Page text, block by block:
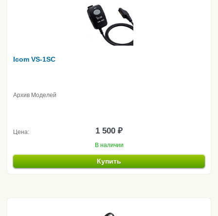
Icom VS-1SC
Архив Моделей
Цена: 1 500 ₽
В наличии
Купить